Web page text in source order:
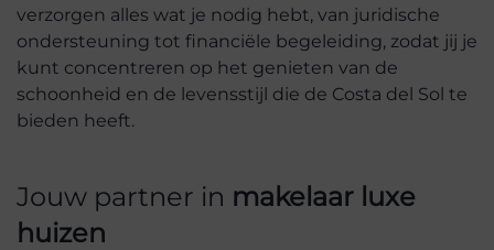
verzorgen alles wat je nodig hebt, van juridische
ondersteuning tot financiële begeleiding, zodat jij je
kunt concentreren op het genieten van de
schoonheid en de levensstijl die de Costa del Sol te
bieden heeft.
Jouw partner in makelaar luxe
huizen